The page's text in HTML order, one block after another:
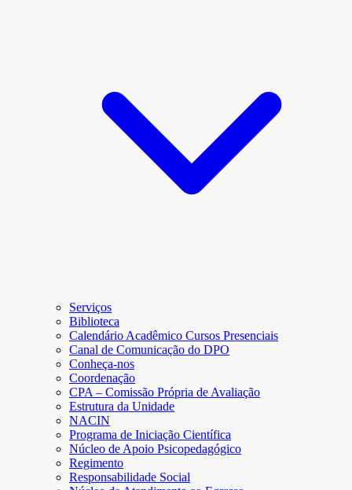
Serviços
Biblioteca
Calendário Acadêmico Cursos Presenciais
Canal de Comunicação do DPO
Conheça-nos
Coordenação
CPA – Comissão Própria de Avaliação
Estrutura da Unidade
NACIN
Programa de Iniciação Científica
Núcleo de Apoio Psicopedagógico
Regimento
Responsabilidade Social